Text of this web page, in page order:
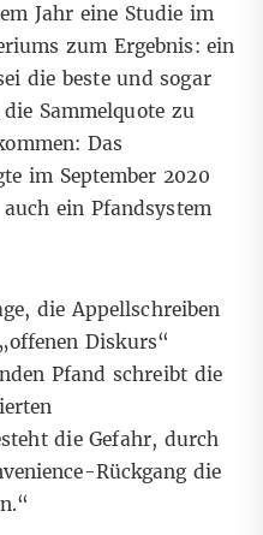
Jahr eine Studie im
zum Ergebnis: ein
die beste und sogar
Sammelquote zu
Das
im September 2020
ein Pfandsystem
die Appellschreiben
Diskurs“
Pfand schreibt die
die Gefahr, durch
Rückgang die